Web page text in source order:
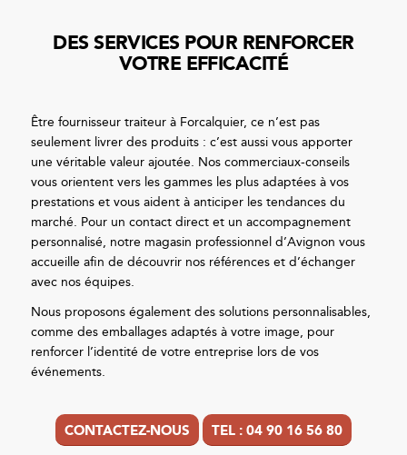
DES SERVICES POUR RENFORCER
VOTRE EFFICACITÉ
Être fournisseur traiteur à Forcalquier, ce n’est pas
seulement livrer des produits : c’est aussi vous apporter
une véritable valeur ajoutée. Nos commerciaux-conseils
vous orientent vers les gammes les plus adaptées à vos
prestations et vous aident à anticiper les tendances du
marché. Pour un contact direct et un accompagnement
personnalisé, notre magasin professionnel d’Avignon vous
accueille afin de découvrir nos références et d’échanger
avec nos équipes.
Nous proposons également des solutions personnalisables,
comme des emballages adaptés à votre image, pour
renforcer l’identité de votre entreprise lors de vos
événements.
CONTACTEZ-NOUS TEL : 04 90 16 56 80